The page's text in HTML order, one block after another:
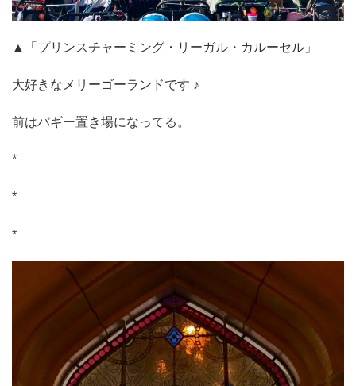
▲「プリンスチャーミング・リーガル・カルーセル」
大好きなメリーゴーランドです ♪
前はバギー置き場になってる。
*
*
*